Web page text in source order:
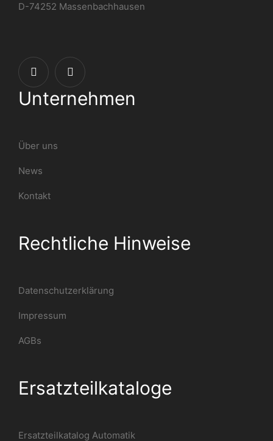
D-74252 Massenbachhausen
Unternehmen
Über uns
News
Kontakt
Rechtliche Hinweise
Datenschutzerklärung
Impressum
AGBs
Ersatzteilkataloge
Ersatzteilkatalog Automatik